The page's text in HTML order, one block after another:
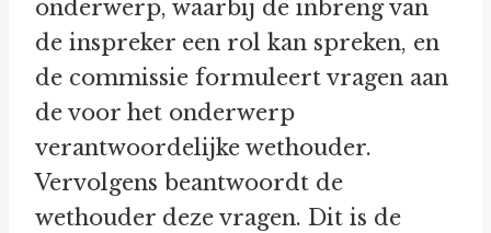
onderwerp, waarbij de inbreng van
de inspreker een rol kan spreken, en
de commissie formuleert vragen aan
de voor het onderwerp
verantwoordelijke wethouder.
Vervolgens beantwoordt de
wethouder deze vragen. Dit is de